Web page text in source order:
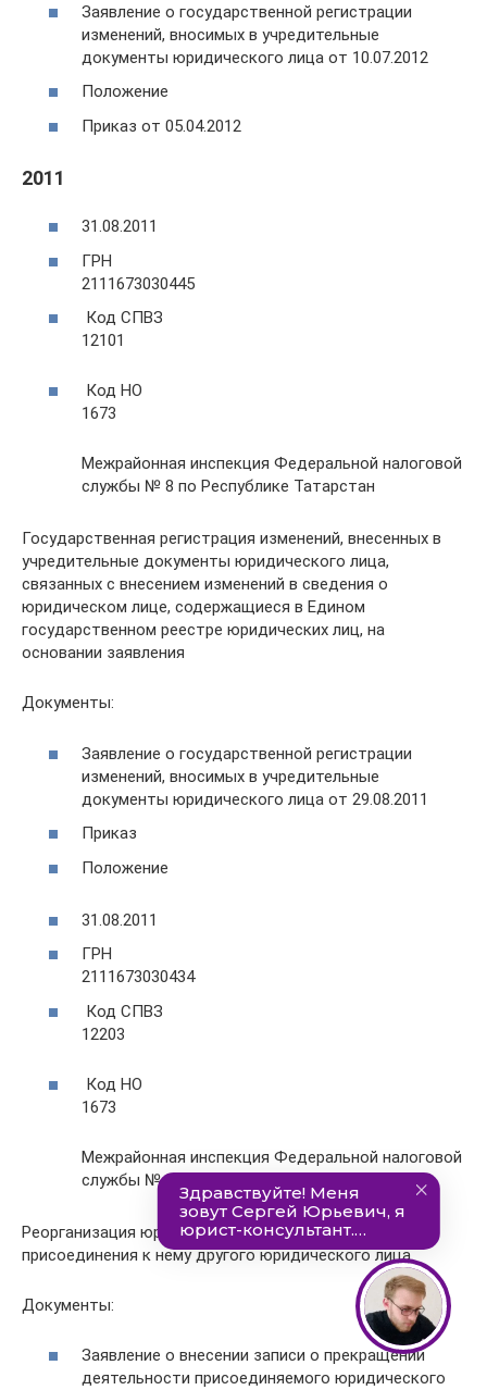
Заявление о государственной регистрации
изменений, вносимых в учредительные
документы юридического лица от 10.07.2012
Положение
Приказ от 05.04.2012
2011
31.08.2011
ГРН
2111673030445
Код СПВЗ
12101
Код НО
1673
Межрайонная инспекция Федеральной налоговой
службы № 8 по Республике Татарстан
Государственная регистрация изменений, внесенных в
учредительные документы юридического лица,
связанных с внесением изменений в сведения о
юридическом лице, содержащиеся в Едином
государственном реестре юридических лиц, на
основании заявления
Документы:
Заявление о государственной регистрации
изменений, вносимых в учредительные
документы юридического лица от 29.08.2011
Приказ
Положение
31.08.2011
ГРН
2111673030434
Код СПВЗ
12203
Код НО
1673
Межрайонная инспекция Федеральной налоговой
службы № 8 по Республике Татарстан
Реорганизация юридического лица в форме
присоединения к нему другого юридического лица
Документы:
Заявление о внесении записи о прекращении
деятельности присоединяемого юридического